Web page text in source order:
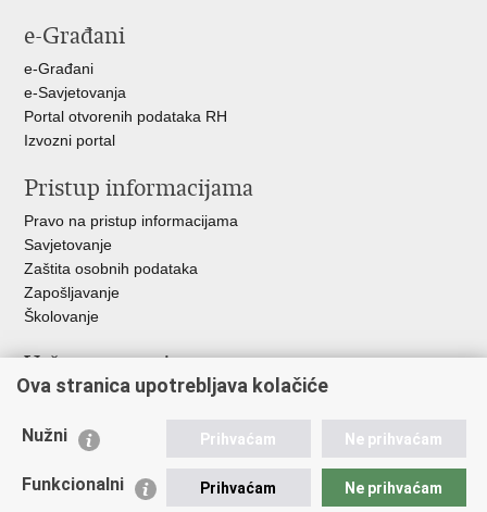
e-Građani
e-Građani
e-Savjetovanja
Portal otvorenih podataka RH
Izvozni portal
Pristup informacijama
Pravo na pristup informacijama
Savjetovanje
Zaštita osobnih podataka
Zapošljavanje
Školovanje
Važne poveznice
Ministarstvo unutarnjih poslova
Udruge
Policijska akademija
Ova stranica upotrebljava kolačiće
Nužni Prihvaćam Ne prihvaćam
Funkcionalni Prihvaćam Ne prihvaćam